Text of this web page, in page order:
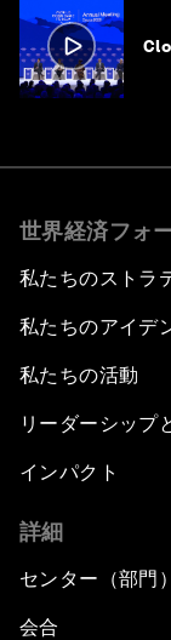
世界経済フォ
私たちのストラ
私たちのアイデ
私たちの活動
リーダーシップ
インパクト
詳細
センター（部門）
会合